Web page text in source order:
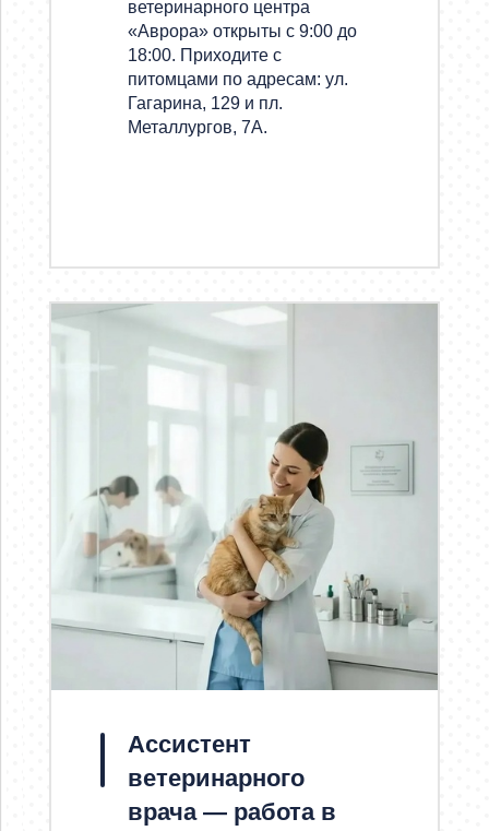
ветеринарного центра
«Аврора» открыты с 9:00 до
18:00. Приходите с
питомцами по адресам: ул.
Гагарина, 129 и пл.
Металлургов, 7А.
Ассистент
ветеринарного
врача — работа в